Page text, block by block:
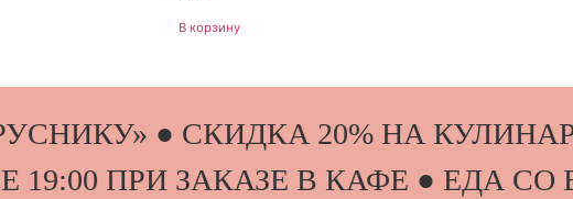
В корзину
● СКИДКА 20% НА
19:00 ПРИ ЗАКАЗЕ В КАФЕ ● ЕДА